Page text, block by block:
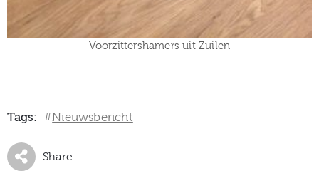
Voorzittershamers uit Zuilen
Tags: #Nieuwsbericht
Share